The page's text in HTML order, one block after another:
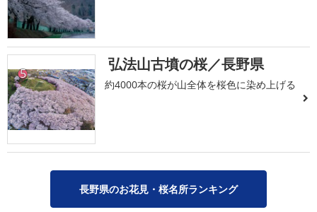
5 弘法山古墳の桜／長野県
約4000本の桜が山全体を桜色に染め上げる
長野県のお花見・桜名所ランキング